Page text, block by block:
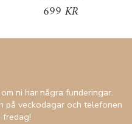
699 KR
ni har några funderingar.
på veckodagar och telefonen